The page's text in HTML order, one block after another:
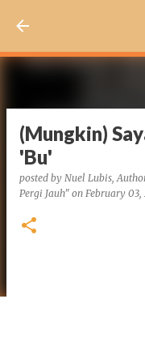
(Mungkin)
'Bu'
posted by Nuel Lubis,
Pergi Jauh" on February 03,